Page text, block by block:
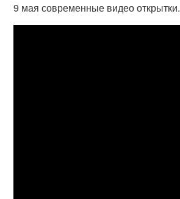
9 мая современные видео открытки.